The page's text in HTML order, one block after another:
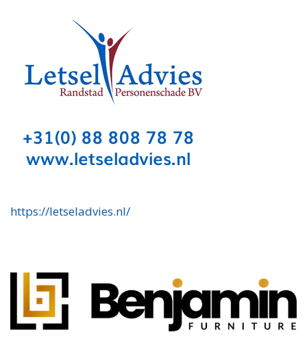
https://letseladvies.nl/